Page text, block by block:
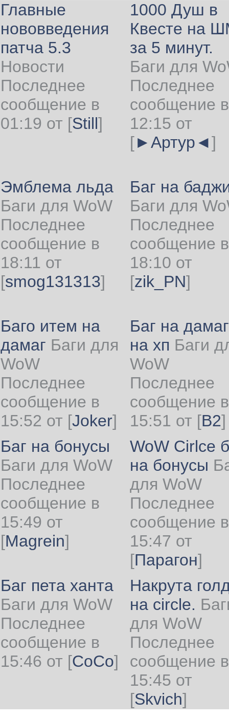
Главные
нововведения
патча 5.3
Новости
Последнее
сообщение в
01:19 от [Still]
1000 Душ в
Квесте на
за 5 минут.
Баги для
Последнее
сообщение в
12:15 от
[►Артур◄]
Эмблема льда
Баги для WoW
Последнее
сообщение в
18:11 от
[smog131313]
Баг на
Баги для
Последнее
сообщение в
18:10 от
[zik_PN]
Баго итем на
дамаг Баги для
WoW
Последнее
сообщение в
15:52 от [Joker]
Баг на
на хп Баги
WoW
Последнее
сообщение в
15:51 от [B2]
Баг на бонусы
Баги для WoW
Последнее
сообщение в
15:49 от
[Magrein]
WoW Cirlce
на бонусы
для WoW
Последнее
сообщение в
15:47 от
[Парагон]
Баг пета ханта
Баги для WoW
Последнее
сообщение в
15:46 от [CoCo]
Накрута
на circle.
для WoW
Последнее
сообщение в
15:45 от
[Skvich]